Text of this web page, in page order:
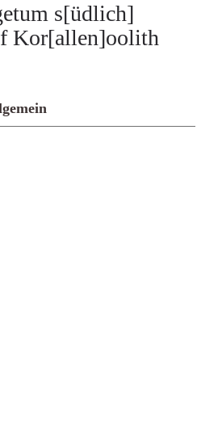
s[üdlich]
Kor[allen]oolith